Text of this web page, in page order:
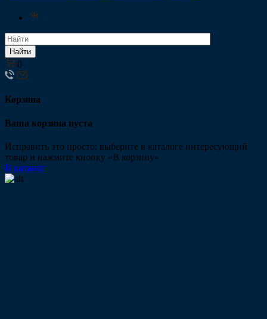
Найти
0
Корзина
Ваша корзина пуста
Исправить это просто: выберите в каталоге интересующий
товар и нажмите кнопку «В корзину»
В каталог